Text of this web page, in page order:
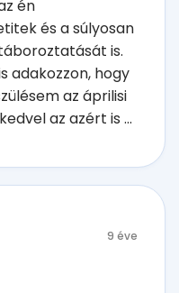
én
és a súlyosan
is.
adakozzon, hogy
az áprilisi
az azért is ...
9 éve